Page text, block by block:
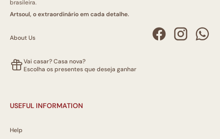
brasileira.
Artsoul, o extraordinário em cada detalhe.
About Us
Vai casar? Casa nova?
Escolha os presentes que deseja ganhar
USEFUL INFORMATION
Help